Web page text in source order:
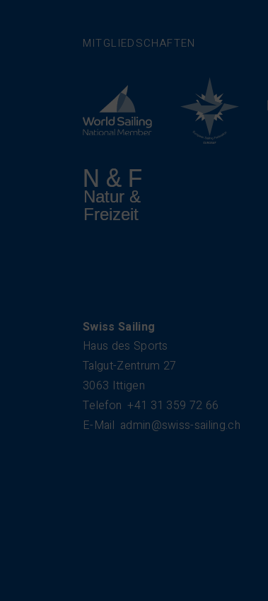
MITGLIEDSCHAFTEN
Swiss Sailing
Haus des Sports
Talgut-Zentrum 27
3063 Ittigen
Telefon +41 31 359 72 66
E-Mail admin@swiss-sailing.ch